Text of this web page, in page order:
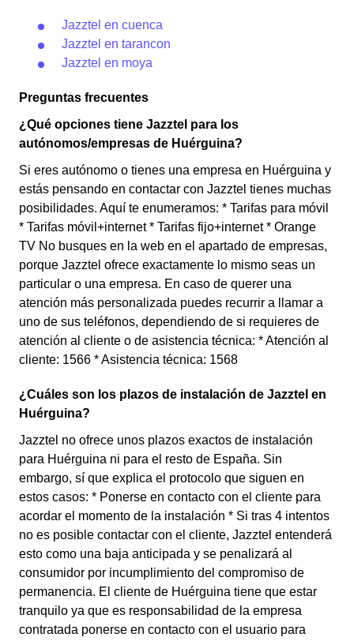
Jazztel en cuenca
Jazztel en tarancon
Jazztel en moya
Preguntas frecuentes
¿Qué opciones tiene Jazztel para los
autónomos/empresas de Huérguina?
Si eres autónomo o tienes una empresa en Huérguina y
estás pensando en contactar con Jazztel tienes muchas
posibilidades. Aquí te enumeramos: * Tarifas para móvil
* Tarifas móvil+internet * Tarifas fijo+internet * Orange
TV No busques en la web en el apartado de empresas,
porque Jazztel ofrece exactamente lo mismo seas un
particular o una empresa. En caso de querer una
atención más personalizada puedes recurrir a llamar a
uno de sus teléfonos, dependiendo de si requieres de
atención al cliente o de asistencia técnica: * Atención al
cliente: 1566 * Asistencia técnica: 1568
¿Cuáles son los plazos de instalación de Jazztel en
Huérguina?
Jazztel no ofrece unos plazos exactos de instalación
para Huérguina ni para el resto de España. Sin
embargo, sí que explica el protocolo que siguen en
estos casos: * Ponerse en contacto con el cliente para
acordar el momento de la instalación * Si tras 4 intentos
no es posible contactar con el cliente, Jazztel entenderá
esto como una baja anticipada y se penalizará al
consumidor por incumplimiento del compromiso de
permanencia. El cliente de Huérguina tiene que estar
tranquilo ya que es responsabilidad de la empresa
contratada ponerse en contacto con el usuario para